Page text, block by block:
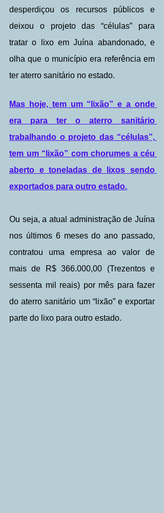
desperdiçou os recursos públicos e
deixou o projeto das “células” para
tratar o lixo em Juína abandonado, e
olha que o município era referência em
ter aterro sanitário no estado.
Mas hoje, tem um “lixão” e a onde
era para ter o aterro sanitário
trabalhando o projeto das “células”,
tem um “lixão” com chorumes a céu
aberto e toneladas de lixos sendo
exportados para outro estado.
Ou seja, a atual administração de Juína
nos últimos 6 meses do ano passado,
contratou uma empresa ao valor de
mais de R$ 366.000,00 (Trezentos e
sessenta mil reais) por mês para fazer
do aterro sanitário um “lixão” e exportar
parte do lixo para outro estado.